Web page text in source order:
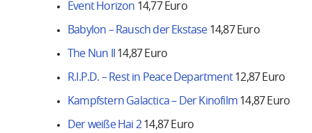
Event Horizon 14,77 Euro
Babylon – Rausch der Ekstase14,87 Euro
The Nun II 14,87 Euro
R.I.P.D. – Rest in Peace Department12,87 Euro
Kampfstern Galactica – Der Kinofilm 14,87 Euro
Der weiße Hai 214,87 Euro